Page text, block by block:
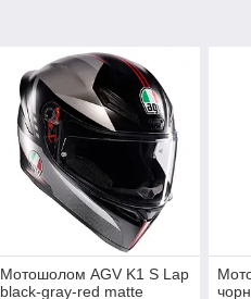
Мотошолом AGV K1 S Lap
black-gray-red matte